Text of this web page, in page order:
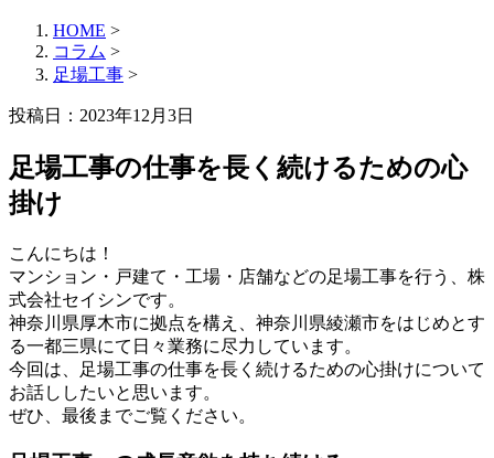
HOME >
コラム >
足場工事 >
投稿日：2023年12月3日
足場工事の仕事を長く続けるための心
掛け
こんにちは！
マンション・戸建て・工場・店舗などの足場工事を行う、株
式会社セイシンです。
神奈川県厚木市に拠点を構え、神奈川県綾瀬市をはじめとす
る一都三県にて日々業務に尽力しています。
今回は、足場工事の仕事を長く続けるための心掛けについて
お話ししたいと思います。
ぜひ、最後までご覧ください。